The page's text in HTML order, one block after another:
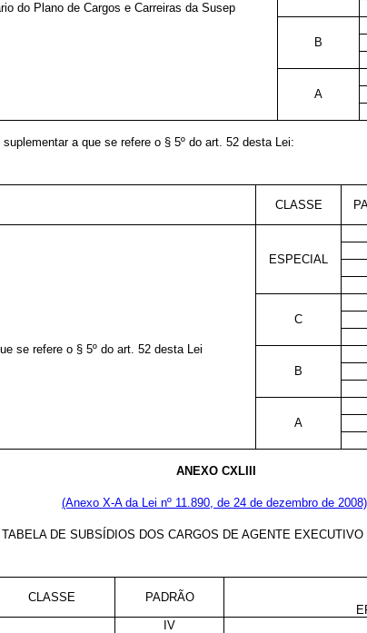
do Plano de Cargos e Carreiras da Susep
B
A
a que se refere o § 5º do art. 52 desta Lei:
CLASSE
se refere o § 5º do art. 52 desta Lei
ESPECIAL
C
B
A
ANEXO CXLIII
(Anexo X-A da Lei nº 11.890, de 24 de dezembro de 2008)
TABELA DE SUBSÍDIOS DOS CARGOS DE AGENTE EXECUTIVO
CLASSE PADRÃO
IV